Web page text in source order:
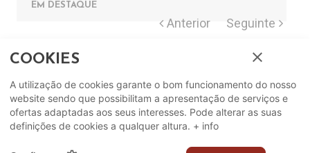
EM DESTAQUE
COOKIES close
A utilização de cookies garante o bom funcionamento do nosso
website sendo que possibilitam a apresentação de serviços e
ofertas adaptadas aos seus interesses. Pode alterar as suas
definições de cookies a qualquer altura. + info